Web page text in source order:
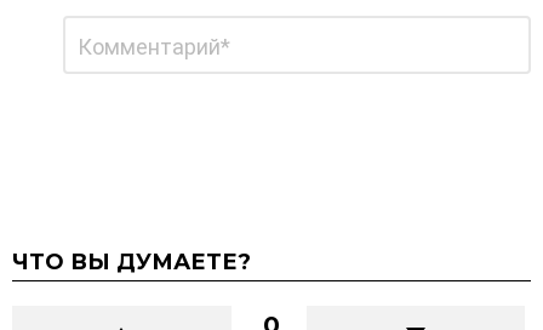
комментарий
ЧТО ВЫ ДУМАЕТЕ?